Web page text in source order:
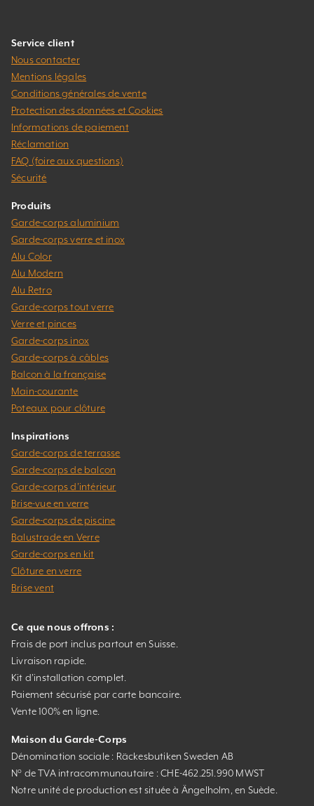
Service client
Nous contacter
Mentions légales
Conditions générales de vente
Protection des données et Cookies
Informations de paiement
Réclamation
FAQ (foire aux questions)
Sécurité
Produits
Garde-corps aluminium
Garde-corps verre et inox
Alu Color
Alu Modern
Alu Retro
Garde-corps tout verre
Verre et pinces
Garde-corps inox
Garde-corps à câbles
Balcon à la française
Main-courante
Poteaux pour clôture
Inspirations
Garde-corps de terrasse
Garde-corps de balcon
Garde-corps d’intérieur
Brise-vue en verre
Garde-corps de piscine
Balustrade en Verre
Garde-corps en kit
Clôture en verre
Brise vent
Ce que nous offrons :
Frais de port inclus partout en Suisse.
Livraison rapide.
Kit d’installation complet.
Paiement sécurisé par carte bancaire.
Vente 100% en ligne.
Maison du Garde-Corps
Dénomination sociale : Räckesbutiken Sweden AB
N° de TVA intracommunautaire : CHE-462.251.990 MWST
Notre unité de production est située à Ängelholm, en Suède.